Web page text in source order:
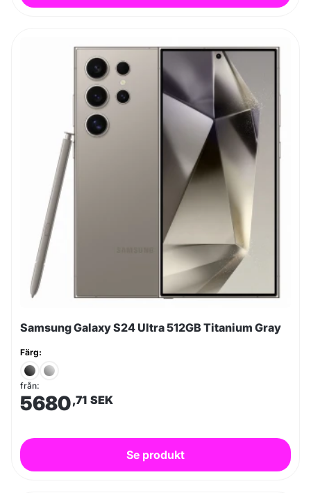
Samsung Galaxy S24 Ultra 512GB Titanium Gray
Färg:
från:
5680,71 SEK
Se produkt